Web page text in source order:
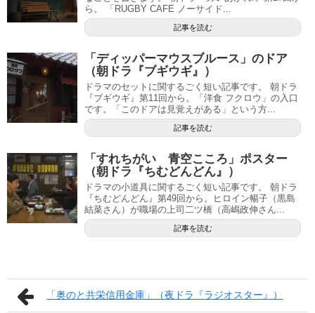
ら。 「RUGBY CAFE ノーサイド...
記事を読む
「ディッパーマウスブルース」のドア
（朝ドラ『ブギウギ』）
ドラマのセットに関するごく短い記事です。 朝ドラ
『ブギウギ』第11回から。「洋食 フクロウ」の入口
です。「このドアは見覚えがある」という方...
記事を読む
「すれちがい 青空こころ」ポスター
（朝ドラ『ちむどんどん』）
ドラマの小道具に関するごく短い記事です。 朝ドラ
『ちむどんどん』第49回から。ヒロイン暢子（黒島
結菜さん）が職場の上司二ツ橋（高嶋政伸さん...
記事を読む
「奥のと共栄信用金庫」（夜ドラ『ラジオスター』）